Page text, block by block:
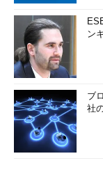
ン
ブ
社